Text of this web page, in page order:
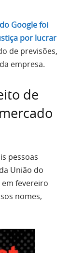
Google foi
por lucrar
de previsões,
empresa.
de
pessoas
União do
fevereiro
nomes,